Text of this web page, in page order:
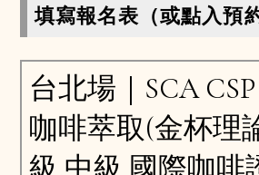
填寫報名表（或點入預